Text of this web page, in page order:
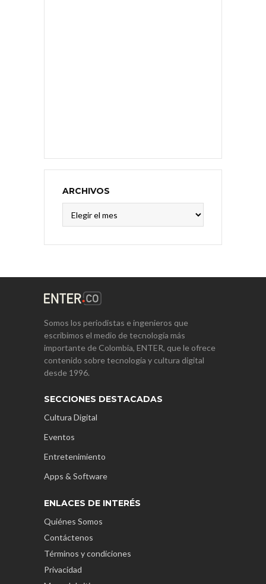
ARCHIVOS
Somos los periodistas e ingenieros que
escribimos el medio de tecnología más
importante de Colombia, ENTER, que le ofrece
contenido sobre tecnología y cultura digital
desde 1996.
SECCIONES DESTACADAS
Cultura Digital
Eventos
Entretenimiento
Apps & Software
ENLACES DE INTERÉS
Quiénes Somos
Contáctenos
Términos y condiciones
Privacidad